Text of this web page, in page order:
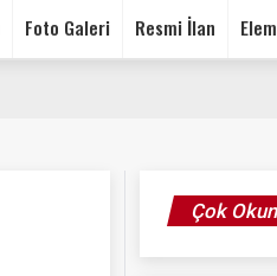
Foto Galeri Resmi İlan
Çok